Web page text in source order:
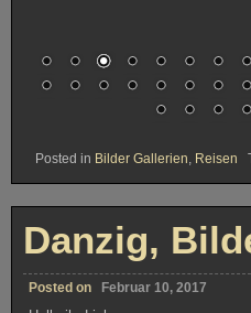
Posted in Bilder Gallerien, Reisen
Danzig,
Hallo ihr Lieben,
Danzig ist allemal eine Reise
Turi Altstadt, die natürlich nicht
Einfach etwas Zeit mitbringen und